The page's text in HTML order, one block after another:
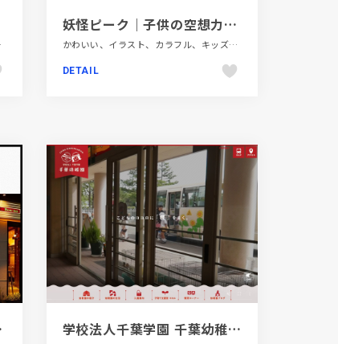
料・食品
妖怪ピーク｜子供の空想力を｢その子だけの物語｣として体験する
かわいい、イラスト、カラフル、キッズ・子育て、コーポレートサイト、シンプル、ナチュラル、ホワイト系、ポップ、大きめ写真、手書き・ハンドメイド
DETAIL
ノを経営 学校法人千葉学園 千葉幼稚園｜青森県八戸市